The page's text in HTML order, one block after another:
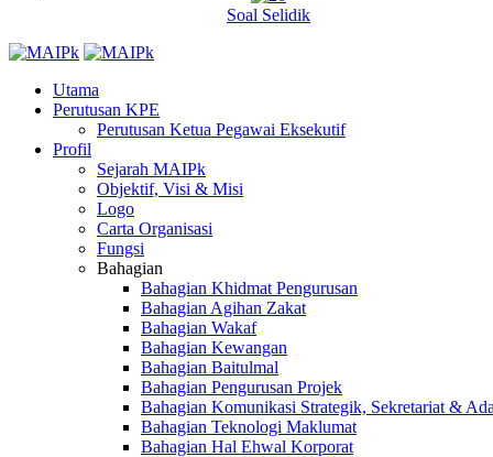
Soal Selidik
Utama
Perutusan KPE
Perutusan Ketua Pegawai Eksekutif
Profil
Sejarah MAIPk
Objektif, Visi & Misi
Logo
Carta Organisasi
Fungsi
Bahagian
Bahagian Khidmat Pengurusan
Bahagian Agihan Zakat
Bahagian Wakaf
Bahagian Kewangan
Bahagian Baitulmal
Bahagian Pengurusan Projek
Bahagian Komunikasi Strategik, Sekretariat &
Bahagian Teknologi Maklumat
Bahagian Hal Ehwal Korporat